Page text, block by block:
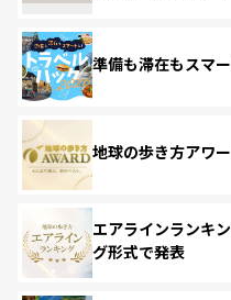
準備も滞在もスマ
地球の歩き方アワ
エアラインランキ
グ形式で発表